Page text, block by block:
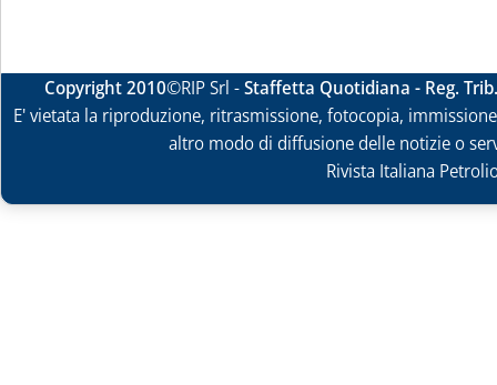
Copyright 2010©RIP Srl -Staffetta Quotidiana - Reg.
E' vietata la riproduzione, ritrasmissione, fotocopia,
altro modo di diffusione delle notizie o
Rivista Italiana